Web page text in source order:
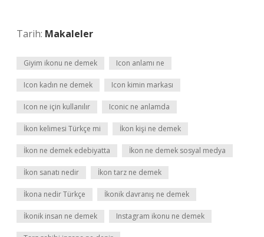
Tarih: Makaleler
Giyim ikonu ne demek Icon anlamı ne
Icon kadın ne demek Icon kimin markası
Icon ne için kullanılır Iconic ne anlamda
İkon kelimesi Türkçe mi İkon kişi ne demek
İkon ne demek edebiyatta İkon ne demek sosyal medya
İkon sanatı nedir İkon tarz ne demek
İkona nedir Türkçe İkonik davranış ne demek
İkonik insan ne demek Instagram ikonu ne demek